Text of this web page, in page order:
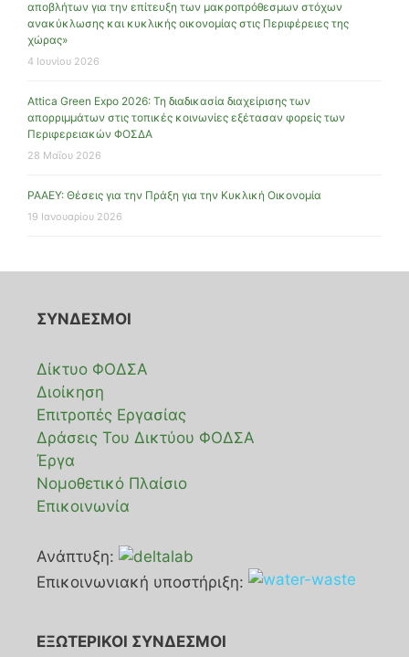
αποβλήτων για την επίτευξη των μακροπρόθεσμων στόχων
ανακύκλωσης και κυκλικής οικονομίας στις Περιφέρειες της
χώρας»
4 Ιουνίου 2026
Attica Green Expo 2026: Τη διαδικασία διαχείρισης των
απορριμμάτων στις τοπικές κοινωνίες εξέτασαν φορείς των
Περιφερειακών ΦΟΣΔΑ
28 Μαΐου 2026
ΡΑΑΕΥ: Θέσεις για την Πράξη για την Κυκλική Οικονομία
19 Ιανουαρίου 2026
ΣΥΝΔΕΣΜΟΙ
Δίκτυο ΦΟΔΣΑ
Διοίκηση
Επιτροπές Εργασίας
Δράσεις Του Δικτύου ΦΟΔΣΑ
Έργα
Νομοθετικό Πλαίσιο
Επικοινωνία
Ανάπτυξη:
Επικοινωνιακή υποστήριξη:
ΕΞΩΤΕΡΙΚΟΙ ΣΥΝΔΕΣΜΟΙ